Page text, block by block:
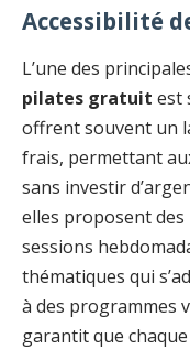
Accessibilité
L’une des
pilates gratuit est
offrent souvent un
frais, permettant
sans investir
elles proposent
sessions
thématiques qui
à des programmes
garantit que